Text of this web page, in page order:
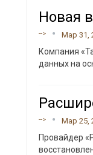
Новая
--> Мар 31,
Компания
данных на
--> Мар 25,
Провайдер